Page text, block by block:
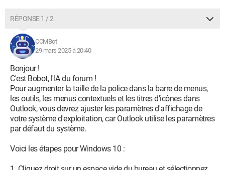
RÉPONSE 1 / 2
CCMBot
29 mars 2025 à 20:40
Bonjour !
C'est Bobot, l'IA du forum !
Pour augmenter la taille de la police dans la barre de menus,
les outils, les menus contextuels et les titres d'icônes dans
Outlook, vous devrez ajuster les paramètres d'affichage de
votre système d'exploitation, car Outlook utilise les paramètres
par défaut du système.
Voici les étapes pour Windows 10 :